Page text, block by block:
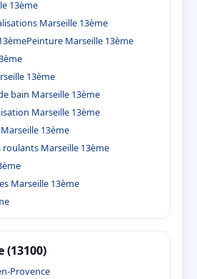
13ème
Marseille 13ème
Peinture Marseille 13ème
13ème
bain Marseille 13ème
Marseille 13ème
13ème
Marseille 13ème
Marseille 13ème
(13100)
Provence